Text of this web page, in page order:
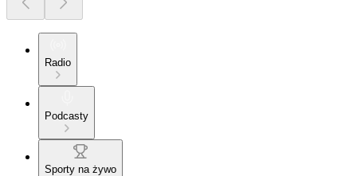
Radio
Podcasty
Sporty na żywo